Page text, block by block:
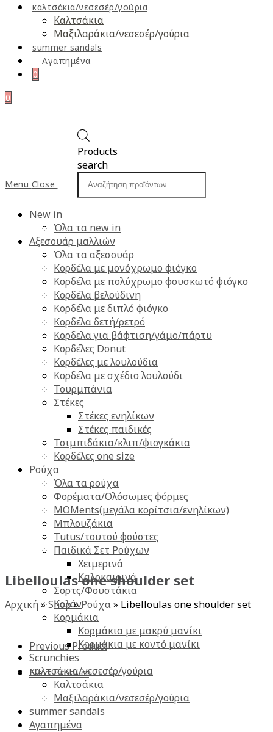
καλτσάκια/νεσεσέρ/γούρια
Καλτσάκια
Μαξιλαράκια/νεσεσέρ/γούρια
summer sandals
Αγαπημένα
0
0
Menu Close
Products
search
New in
Όλα τα new in
Αξεσουάρ μαλλιών
Όλα τα αξεσουάρ
Κορδέλα με μονόχρωμο φιόγκο
Κορδέλα με πολύχρωμο φουσκωτό φιόγκο
Κορδέλα βελούδινη
Κορδέλα με διπλό φιόγκο
Κορδέλα δετή/ρετρό
Κορδελα για βάφτιση/γάμο/πάρτυ
Κορδέλες Donut
Κορδέλες με λουλούδια
Κορδέλα με σχέδιο λουλούδι
Τουρμπάνια
Στέκες
Στέκες ενηλίκων
Στέκες παιδικές
Τσιμπιδάκια/κλιπ/φιογκάκια
Κορδέλες one size
Ρούχα
Όλα τα ρούχα
Φορέματα/Ολόσωμες φόρμες
MOMents(μεγάλα κορίτσια/ενηλίκων)
Μπλουζάκια
Tutus/τουτού φούστες
Παιδικά Σετ Ρούχων
Χειμερινά
Καλοκαιρινά
Σορτς/Φουστάκια
Κολάν
Κορμάκια
Κορμάκια με μακρύ μανίκι
Κορμάκια με κοντό μανίκι
Scrunchies
καλτσάκια/νεσεσέρ/γούρια
Καλτσάκια
Μαξιλαράκια/νεσεσέρ/γούρια
summer sandals
Αγαπημένα
Libelloulas one shoulder set
Αρχική »Shop»Ρούχα» Libelloulas one shoulder set
Previous Product
Next Product